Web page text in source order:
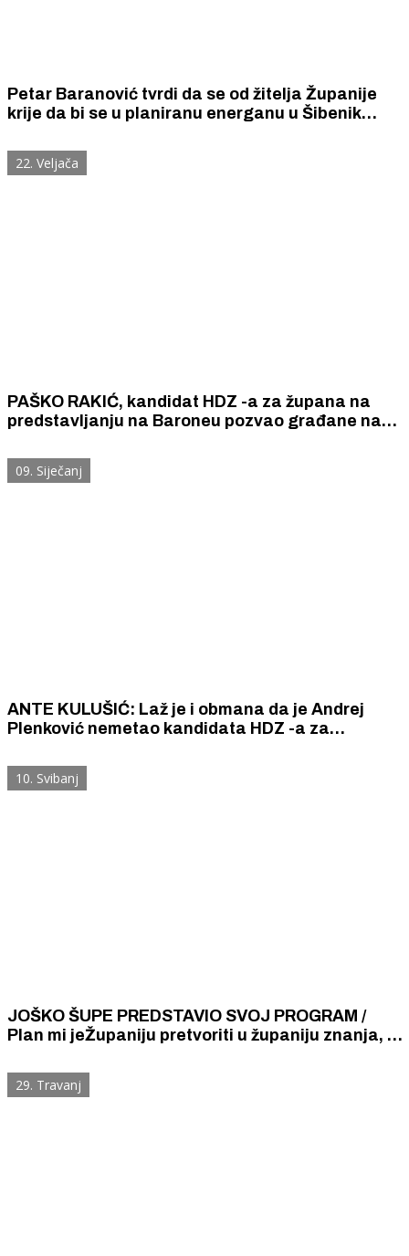
Petar Baranović tvrdi da se od žitelja Županije
krije da bi se u planiranu energanu u Šibenik
22. Veljača
PAŠKO RAKIĆ, kandidat HDZ -a za župana na
predstavljanju na Baroneu pozvao građane na
09. Siječanj
ANTE KULUŠIĆ: Laž je i obmana da je Andrej
Plenković nemetao kandidata HDZ -a za
10. Svibanj
JOŠKO ŠUPE PREDSTAVIO SVOJ PROGRAM /
Plan mi jeŽupaniju pretvoriti u županiju znanja, a
zaleđa i otoka
29. Travanj